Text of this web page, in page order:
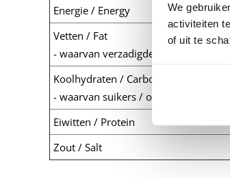
We
activiteiten
of uit te
Energie / Energy
Vetten / Fat
- waarvan verzadigde vetzuren / of
Koolhydraten / Carbohydrates
- waarvan suikers / of which sugars
Eiwitten / Protein
Zout / Salt